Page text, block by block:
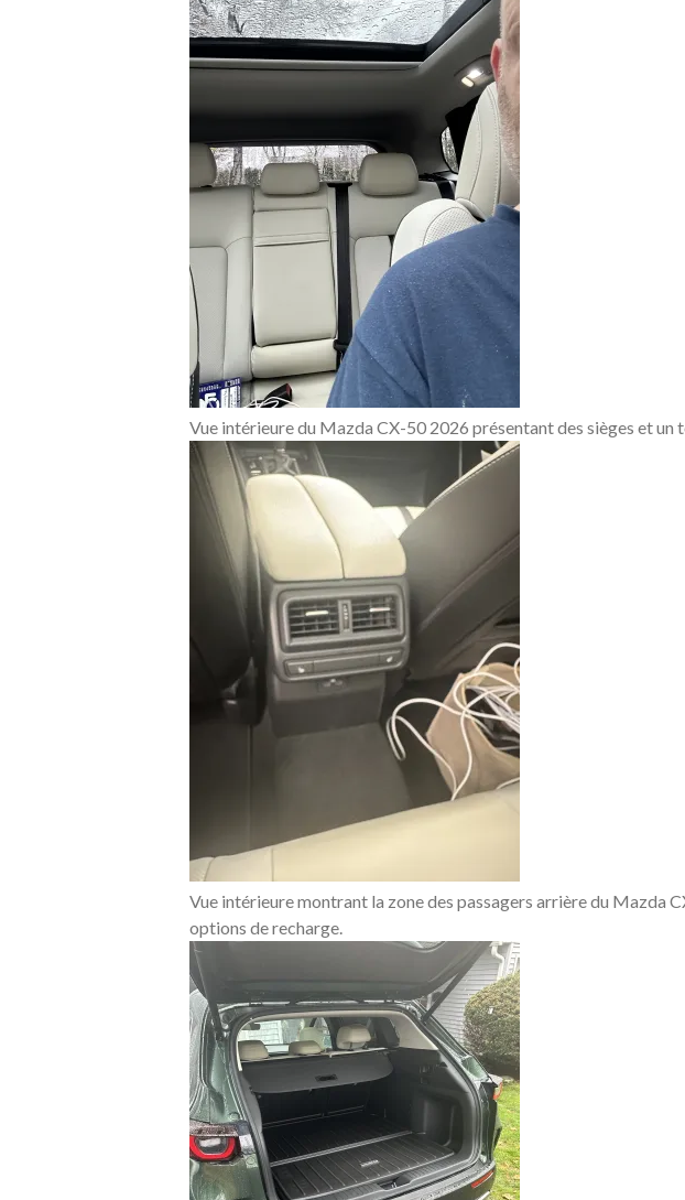
Vue intérieure du Mazda CX-50 2026 présentant des sièges et un
Vue intérieure montrant la zone des passagers arrière du Mazda
options de recharge.